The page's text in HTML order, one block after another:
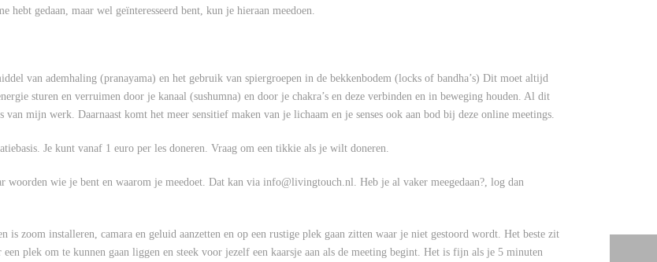
gedaan, maar wel geïnteresseerd bent, kun je hieraan meedoen.
van ademhaling (pranayama) en het gebruik van spiergroepen in de bekkenbodem (locks of bandha’s) Dit moet altijd
sturen en verruimen door je kanaal (sushumna) en door je chakra’s en deze verbinden en in beweging houden. Al dit
mijn werk. Daarnaast komt het meer sensitief maken van je lichaam en je senses ook aan bod bij deze online meetings.
Je kunt vanaf 1 euro per les doneren. Vraag om een tikkie als je wilt doneren.
woorden wie je bent en waarom je meedoet. Dat kan via info@livingtouch.nl. Heb je al vaker meegedaan?, log dan
zoom installeren, camara en geluid aanzetten en op een rustige plek gaan zitten waar je niet gestoord wordt. Het beste zit
plek om te kunnen gaan liggen en steek voor jezelf een kaarsje aan als de meeting begint. Het is fijn als je 5 minuten